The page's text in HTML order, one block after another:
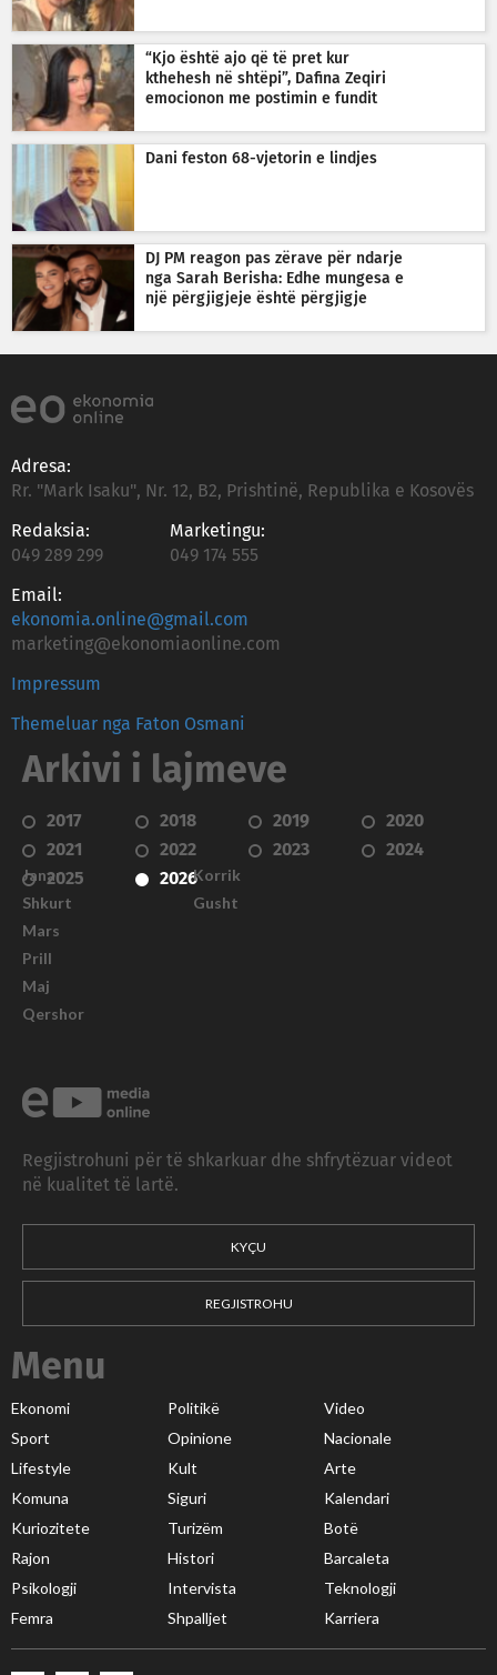
“Kjo është ajo që të pret kur
kthehesh në shtëpi”, Dafina Zeqiri
emocionon me postimin e fundit
Dani feston 68-vjetorin e lindjes
DJ PM reagon pas zërave për ndarje
nga Sarah Berisha: Edhe mungesa e
një përgjigjeje është përgjigje
Adresa:
Rr. "Mark Isaku", Nr. 12, B2, Prishtinë, Republika e Kosovës
Redaksia:
049 289 299
Marketingu:
049 174 555
Email:
ekonomia.online@gmail.com
marketing@ekonomiaonline.com
Impressum
Themeluar nga Faton Osmani
Arkivi i lajmeve
2017 2018 2019
2020
2021
2022 2023
2024
2025
2026
Janar
Shkurt
Mars
Prill
Maj
Qershor
Korrik
Gusht
Regjistrohuni për të shkarkuar dhe shfrytëzuar videot
në kualitet të lartë.
KYÇU
REGJISTROHU
Menu
Ekonomi Politikë
Video
Sport
Opinione
Nacionale
Lifestyle
Kult
Arte
Komuna
Siguri
Kalendari
Kuriozitete
Turizëm
Botë
Rajon
Histori
Barcaleta
Psikologji
Intervista
Teknologji
Femra
Shpalljet Karriera